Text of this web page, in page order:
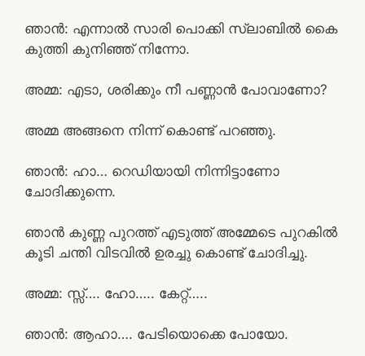
ഞാൻ: എന്നാൽ സാരി പൊക്കി സ്ലാബിൽ കൈ
കുത്തി കുനിഞ്ഞ് നിന്നോ.
അമ്മ: എടാ, ശരിക്കും നീ പണ്ണാൻ പോവാണോ?
അമ്മ അങ്ങനെ നിന്ന് കൊണ്ട് പറഞ്ഞു.
ഞാൻ: ഹാ… റെഡിയായി നിന്നിട്ടാണോ
ചോദിക്കുന്നെ.
ഞാൻ കുണ്ണ പുറത്ത് എടുത്ത് അമ്മേടെ പുറകിൽ
കൂടി ചന്തി വിടവിൽ ഉരച്ചു കൊണ്ട് ചോദിച്ചു.
അമ്മ: സ്സ്‌…. ഹോ….. കേറ്റ്…..
ഞാൻ: ആഹാ…. പേടിയൊക്കെ പോയോ.